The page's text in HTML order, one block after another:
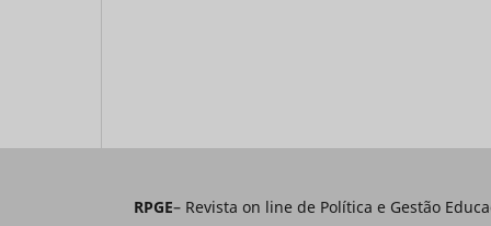
RPGE– Revista on line de Política e Gestão